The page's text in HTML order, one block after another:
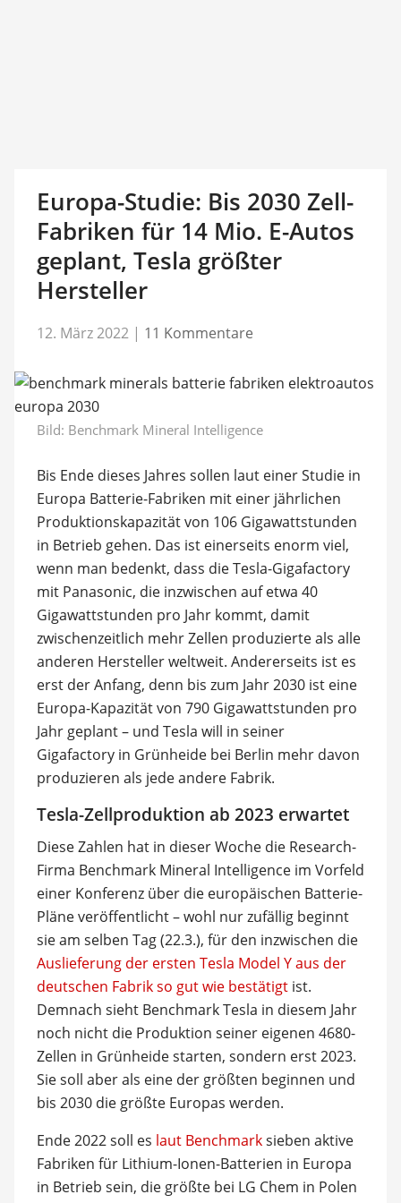
Europa-Studie: Bis 2030 Zell-
Fabriken für 14 Mio. E-Autos
geplant, Tesla größter
Hersteller
12. März 2022 | 11 Kommentare
Bild: Benchmark Mineral Intelligence
Bis Ende dieses Jahres sollen laut einer Studie in
Europa Batterie-Fabriken mit einer jährlichen
Produktionskapazität von 106 Gigawattstunden
in Betrieb gehen. Das ist einerseits enorm viel,
wenn man bedenkt, dass die Tesla-Gigafactory
mit Panasonic, die inzwischen auf etwa 40
Gigawattstunden pro Jahr kommt, damit
zwischenzeitlich mehr Zellen produzierte als alle
anderen Hersteller weltweit. Andererseits ist es
erst der Anfang, denn bis zum Jahr 2030 ist eine
Europa-Kapazität von 790 Gigawattstunden pro
Jahr geplant – und Tesla will in seiner
Gigafactory in Grünheide bei Berlin mehr davon
produzieren als jede andere Fabrik.
Tesla-Zellproduktion ab 2023 erwartet
Diese Zahlen hat in dieser Woche die Research-
Firma Benchmark Mineral Intelligence im Vorfeld
einer Konferenz über die europäischen Batterie-
Pläne veröffentlicht – wohl nur zufällig beginnt
sie am selben Tag (22.3.), für den inzwischen die
Auslieferung der ersten Tesla Model Y aus der
deutschen Fabrik so gut wie bestätigtist.
Demnach sieht Benchmark Tesla in diesem Jahr
noch nicht die Produktion seiner eigenen 4680-
Zellen in Grünheide starten, sondern erst 2023.
Sie soll aber als eine der größten beginnen und
bis 2030 die größte Europas werden.
Ende 2022 soll es laut Benchmarksieben aktive
Fabriken für Lithium-Ionen-Batterien in Europa
in Betrieb sein, die größte bei LG Chem in Polen